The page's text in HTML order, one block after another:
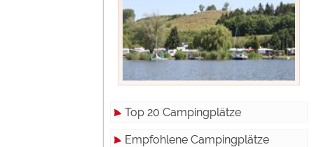
Top 20 Campingplätze
Empfohlene Campingplätze